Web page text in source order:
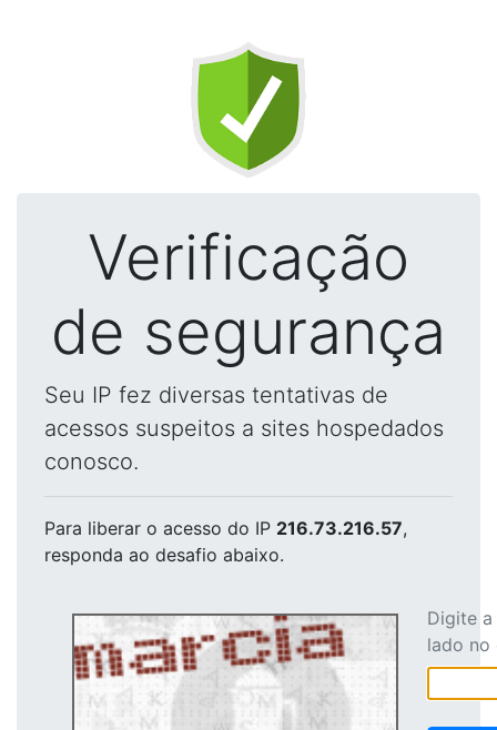
Verificação
de segurança
Seu IP fez diversas tentativas de
acessos suspeitos a sites hospedados
conosco.
Para liberar o acesso do IP 216.73.216.57,
responda ao desafio abaixo.
Digite
lado no